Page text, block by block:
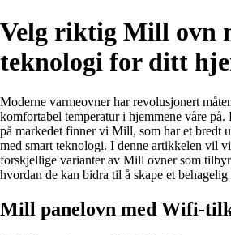
Velg riktig Mill ovn
teknologi for ditt
Moderne varmeovner har revolusjonert
komfortabel temperatur i hjemmene våre på.
på markedet finner vi Mill, som har et bredt
med smart teknologi. I denne artikkelen vil
forskjellige varianter av Mill ovner som
hvordan de kan bidra til å skape et
Mill panelovn med Wifi-